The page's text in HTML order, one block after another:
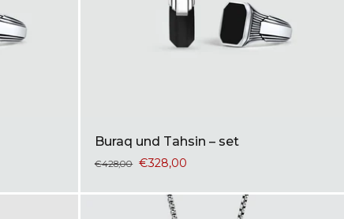
Buraq und Tahsin – set
€428,00 €328,00